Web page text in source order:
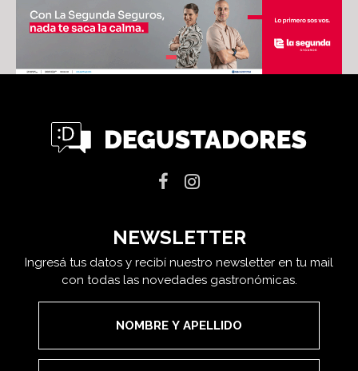
NEWSLETTER
Ingresá tus datos y recibí nuestro newsletter en tu mail
con todas las novedades gastronómicas.